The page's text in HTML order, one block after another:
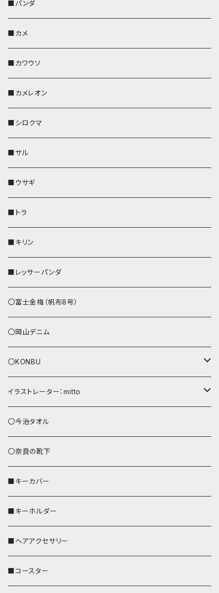
靴下・ミニタオル
財布
その他
ペンホルダー
財布
靴下・ミニタオル
その他
レザートレイ
ペンホルダー
財布
靴下・ミニタオル
その他
レザートレイ
ペンホルダー
ペットボトルホルダー
スマホケース
財布
靴下・ミニタオル
その他
AppleWatchバンド
レザートレイ
ペンホルダー
靴下・ミニタオル
財布
その他
KONBU
ポーチ
AppleWatchバンド
ペンホルダー
レザートレイ
財布
靴下・ミニタオル
その他
ポーチ
ポシェット・バッグ
帆布・デニム
KONBU
コインケース
AppleWatchバンド
ペットボトルホルダー
ペンホルダー
靴下・ミニタオル
財布
その他
コインケース
レザートレイ
ペンホルダー
ペットボトルホルダー
AppleWatchバンド
財布
その他
レザートレイ
ペンホルダー
ペットボトルホルダー
キーケース
名刺入れ・カードケース
AppleWatchバンド
財布
メガネケース
レザートレイ
キーケース
ペンホルダー
IDカードケース
ペットボトルホルダー
その他
リール付きストラップ
リールのみ
ストラップ付
パスケース
キーケース
コインケース
名刺入れ
AppleWatchバンド
メガネケース
財布
IDカードケース
パスケース
名刺入れ・カードケース
メガネケース
リール付きストラップ
リールのみ
ストラップ付
ペットボトルホルダー
キーケース
ペンホルダー
AppleWatchバンド
L字ファスナー財布
その他
パスケース
キーケース
コインケース
メガネケース
名刺入れ
財布
Apple Watchバンド
その他
■パンダ
■カメ
■カワウソ
■カメレオン
■シロクマ
■サル
■ウサギ
■トラ
■キリン
■レッサーパンダ
〇富士金梅（帆布8号）
〇岡山デニム
〇KONBU
ショルダーバッグ
あずまバッグ
トートバッグ（L）
バッグインバッグ
イラストレーター：mitto
シマエナガ
ハシビロコウ
オカメインコ
歌うオカメちゃん
おかめ３兄弟
セキセイインコ
文鳥
鹿
〇今治タオル
〇奈良の靴下
■キーカバー
■キーホルダー
■ヘアアクセサリー
■コースター